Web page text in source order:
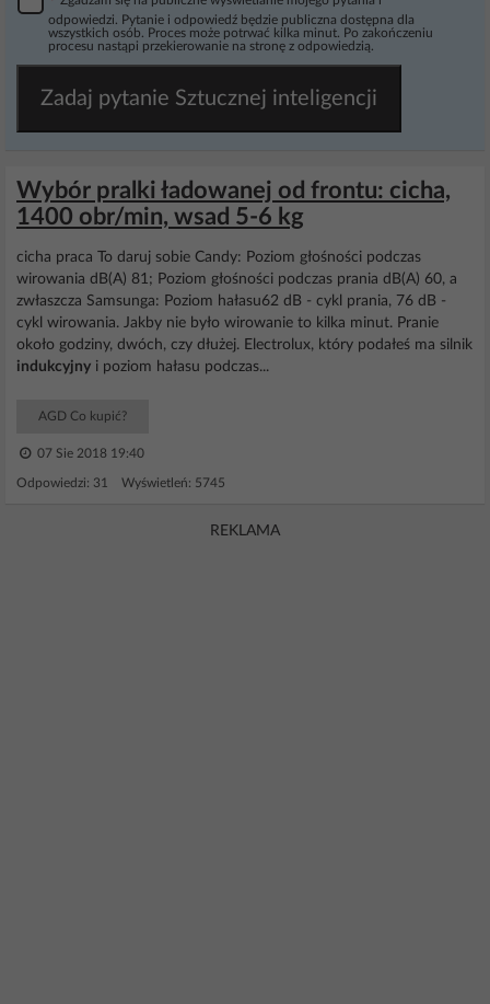
odpowiedzi. Pytanie i odpowiedź będzie publiczna dostępna dla
wszystkich osób. Proces może potrwać kilka minut. Po zakończeniu
procesu nastąpi przekierowanie na stronę z odpowiedzią.
Zadaj pytanie Sztucznej inteligencji
Wybór pralki ładowanej od frontu: cicha,
1400 obr/min, wsad 5-6 kg
cicha praca To daruj sobie Candy: Poziom głośności podczas
wirowania dB(A) 81; Poziom głośności podczas prania dB(A) 60, a
zwłaszcza Samsunga: Poziom hałasu62 dB - cykl prania, 76 dB -
cykl wirowania. Jakby nie było wirowanie to kilka minut. Pranie
około godziny, dwóch, czy dłużej. Electrolux, który podałeś ma silnik
indukcyjny i poziom hałasu podczas...
AGD Co kupić?
07 Sie 2018 19:40
Odpowiedzi: 31 Wyświetleń: 5745
REKLAMA